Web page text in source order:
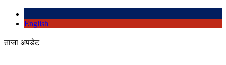
English
ताजा अपडेट